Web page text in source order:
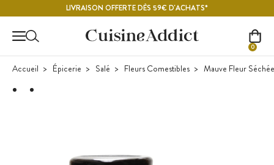
LIVRAISON OFFERTE DÈS 59€ D'ACHATS*
0
Accueil Épicerie Salé Fleurs Comestibles Mauve Fleur